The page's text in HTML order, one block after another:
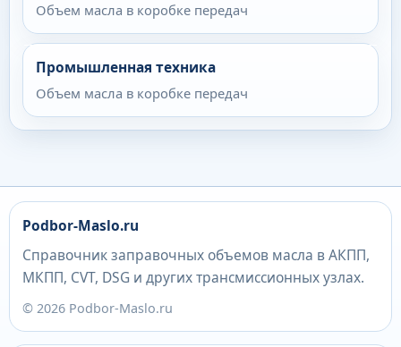
Объем масла в коробке передач
Промышленная техника
Объем масла в коробке передач
Podbor-Maslo.ru
Справочник заправочных объемов масла в АКПП,
МКПП, CVT, DSG и других трансмиссионных узлах.
© 2026 Podbor-Maslo.ru